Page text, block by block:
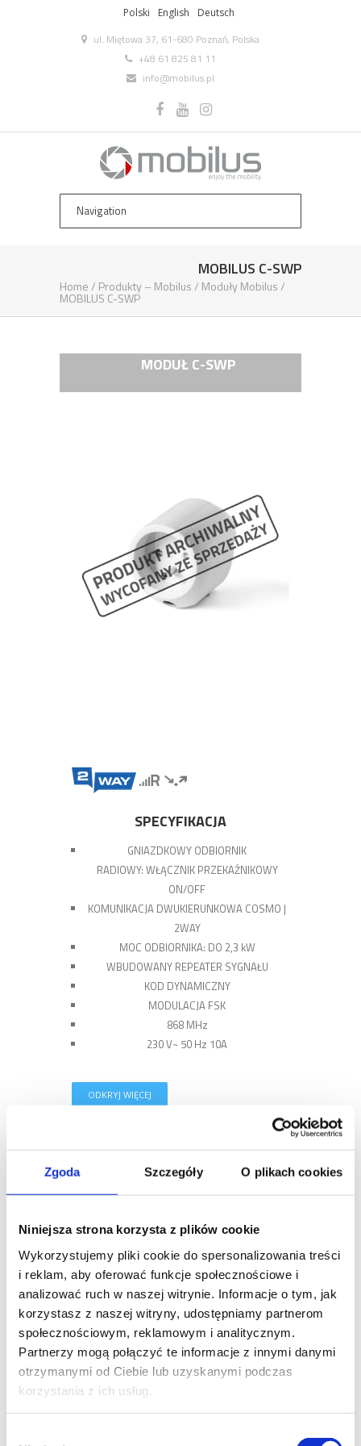
Zgoda Szczegóły O plikach cookies
Niniejsza strona korzysta z plików cookie
Wykorzystujemy pliki cookie do spersonalizowania treści
i reklam, aby oferować funkcje społecznościowe i
analizować ruch w naszej witrynie. Informacje o tym, jak
korzystasz z naszej witryny, udostępniamy partnerom
społecznościowym, reklamowym i analitycznym.
Partnerzy mogą połączyć te informacje z innymi danymi
otrzymanymi od Ciebie lub uzyskanymi podczas
korzystania z ich usług.
Polski English Deutsch
ul. Miętowa 37, 61-680 Poznań, Polska
+48 61 825 81 11
info@mobilus.pl
MOBILUS C-SWP
Home/ Produkty – Mobilus/ Moduły Mobilus/
MOBILUS C-SWP
MODUŁ C-SWP
SPECYFIKACJA
GNIAZDKOWY ODBIORNIK
RADIOWY: WŁĄCZNIK PRZEKAŹNIKOWY
ON/OFF
KOMUNIKACJA DWUKIERUNKOWA COSMO |
2WAY
MOC ODBIORNIKA: DO 2,3 kW
WBUDOWANY REPEATER SYGNAŁU
KOD DYNAMICZNY
MODULACJA FSK
868 MHz
230 V~ 50 Hz 10A
ODKRYJ WIĘCEJ
OPIS
MOBILUS C-SWP - moduł radiowy typu
elektrycznym umożliwia włączanie /
wyłączania drogą radiową odbiorników
elektrycznych o mocy do 2,3 kW np. lampki,
inne urządzenia do gniazdkowe.
Moduł CSWP pracuje w standardzie
dwukierunkowej komunikacjiCOSMO | 2WAY
umożliwiający przesyłanie informacji